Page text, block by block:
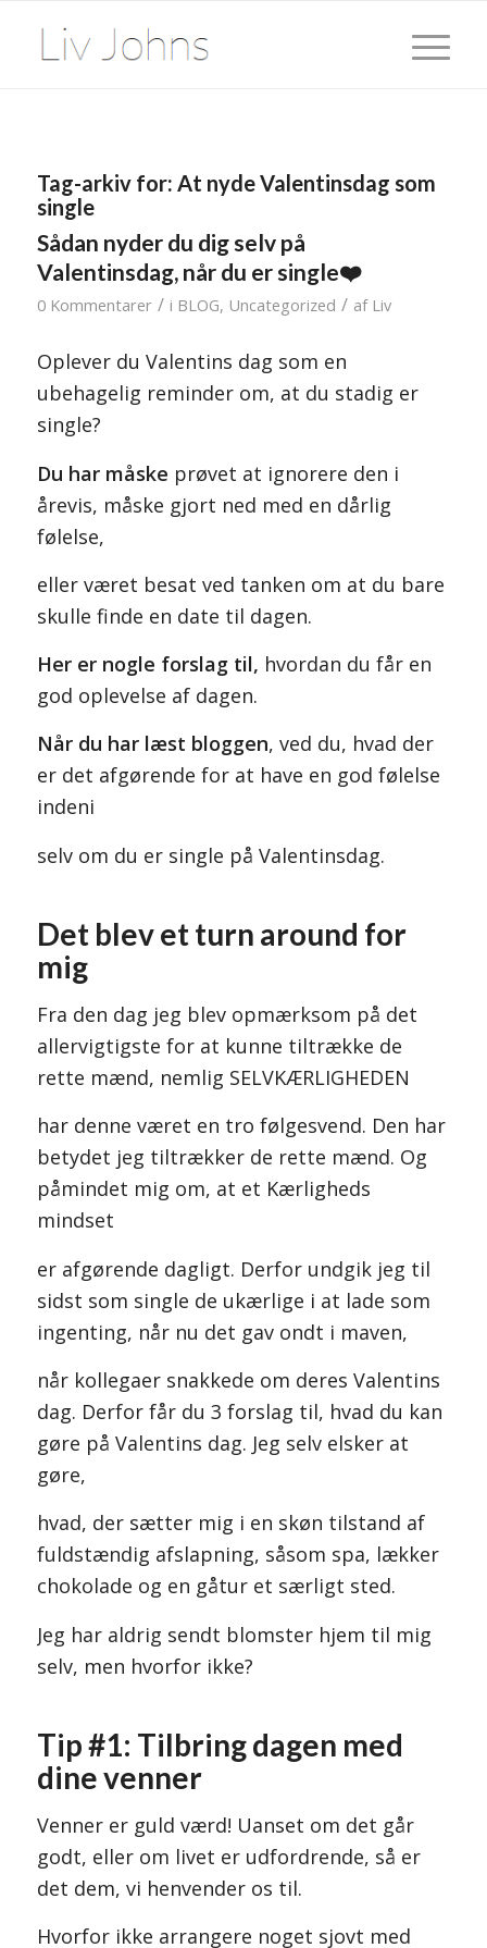
Tag-arkiv for: At nyde Valentinsdag som
single
Sådan nyder du dig selv på
Valentinsdag, når du er single❤️
0 Kommentarer / i BLOG, Uncategorized / af Liv
Oplever du Valentins dag som en
ubehagelig reminder om, at du stadig er
single?
Du har måske prøvet at ignorere den i
årevis, måske gjort ned med en dårlig
følelse,
eller været besat ved tanken om at du bare
skulle finde en date til dagen.
Her er nogle forslag til, hvordan du får en
god oplevelse af dagen.
Når du har læst bloggen, ved du, hvad der
er det afgørende for at have en god følelse
indeni
selv om du er single på Valentinsdag.
Det blev et turn around for
mig
Fra den dag jeg blev opmærksom på det
allervigtigste for at kunne tiltrække de
rette mænd, nemlig SELVKÆRLIGHEDEN
har denne været en tro følgesvend. Den har
betydet jeg tiltrækker de rette mænd. Og
påmindet mig om, at et Kærligheds
mindset
er afgørende dagligt. Derfor undgik jeg til
sidst som single de ukærlige i at lade som
ingenting, når nu det gav ondt i maven,
når kollegaer snakkede om deres Valentins
dag. Derfor får du 3 forslag til, hvad du kan
gøre på Valentins dag. Jeg selv elsker at
gøre,
hvad, der sætter mig i en skøn tilstand af
fuldstændig afslapning, såsom spa, lækker
chokolade og en gåtur et særligt sted.
Jeg har aldrig sendt blomster hjem til mig
selv, men hvorfor ikke?
Tip #1: Tilbring dagen med
dine venner
Venner er guld værd! Uanset om det går
godt, eller om livet er udfordrende, så er
det dem, vi henvender os til.
Hvorfor ikke arrangere noget sjovt med